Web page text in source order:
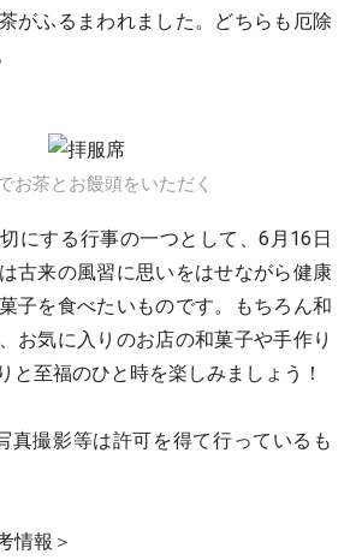
がふるまわれました。どちらも厄除
お茶とお饅頭をいただく
にする行事の一つとして、6月16日
古来の風習に思いをはせながら健康
子を食べたいものです。もちろん和
お気に入りのお店の和菓子や手作り
と至福のひと時を楽しみましょう！
真撮影等は許可を得て行っているも
情報＞